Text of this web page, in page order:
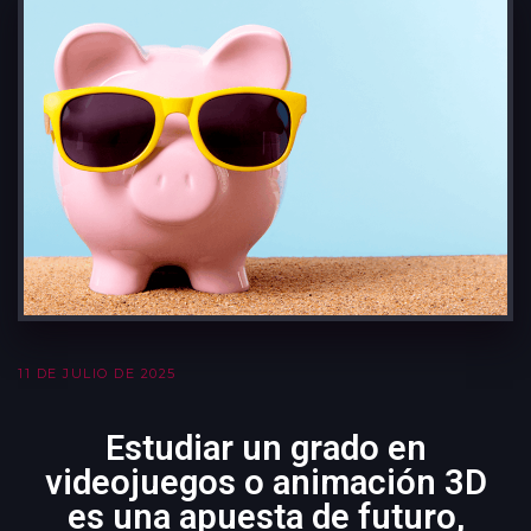
Concept Art
Grado en Programación y
Diseño de Videojuegos
VFX
11 DE JULIO DE 2025
Estudiar un grado en
videojuegos o animación 3D
es una apuesta de futuro,